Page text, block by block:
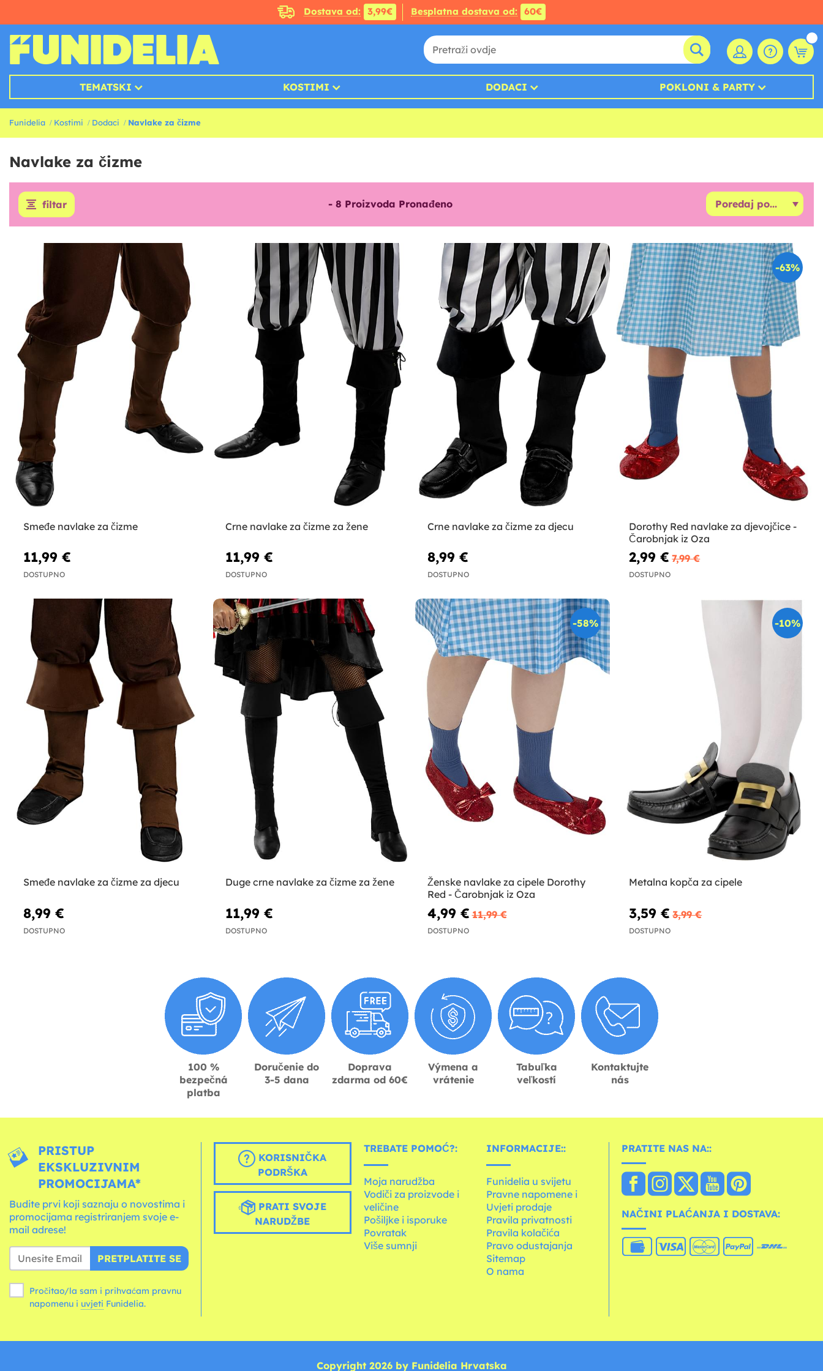
Dostava od: 3,99€ Besplatna dostava od: 60€
TEMATSKI KOSTIMI DODACI POKLONI & PARTY
Funidelia Kostimi Dodaci Navlake za čizme
Navlake za čizme
filtar - 8 Proizvoda Pronađeno
Smeđe navlake za čizme
11,99 €
DOSTUPNO
Crne navlake za čizme za žene
11,99 €
DOSTUPNO
Crne navlake za čizme za djecu
8,99 €
DOSTUPNO
-63%
Dorothy Red navlake za djevojčice -
Čarobnjak iz Oza
2,99 € 7,99 €
DOSTUPNO
Smeđe navlake za čizme za djecu
8,99 €
DOSTUPNO
Duge crne navlake za čizme za žene
11,99 €
DOSTUPNO
-58%
Ženske navlake za cipele Dorothy
Red - Čarobnjak iz Oza
4,99 € 11,99 €
DOSTUPNO
-10%
Metalna kopča za cipele
3,59 € 3,99 €
DOSTUPNO
100 %
bezpečná
platba
Doručenie do
3-5 dana
Doprava
zdarma od 60€
Výmena a
vrátenie
Tabuľka
veľkostí
Kontaktujte
nás
PRISTUP
EKSKLUZIVNIM
PROMOCIJAMA*
Budite prvi koji saznaju o novostima i
promocijama registriranjem svoje e-
mail adrese!
PRETPLATITE SE
Pročitao/la sam i prihvaćam pravnu
napomenu i uvjeti Funidelia.
KORISNIČKA
PODRŠKA
PRATI SVOJE
NARUDŽBE
TREBATE POMOĆ?:
Moja narudžba
Vodiči za proizvode i
veličine
Pošiljke i isporuke
Povratak
Više sumnji
INFORMACIJE::
Funidelia u svijetu
Pravne napomene i
Uvjeti prodaje
Pravila privatnosti
Pravila kolačića
Pravo odustajanja
Sitemap
O nama
PRATITE NAS NA::
NAČINI PLAĆANJA I DOSTAVA:
Copyright 2026 by Funidelia Hrvatska